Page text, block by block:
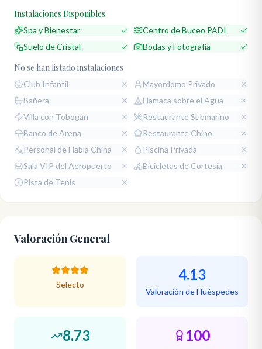
Instalaciones Disponibles
Spa y Bienestar
Centro de Buceo PADI
Suelo de Cristal
Bodas y Fotografía
No se han listado instalaciones
Club Infantil
Mayordomo Privado
Bañera
Hamaca sobre el Agua
Villa con Tobogán
Restaurante Submarino
Banco de Arena
Restaurante Chino
Personal de Habla China
Piscina Privada
Sala VIP del Aeropuerto
Bicicletas de Cortesía
Pista de Tenis
Valoración General
Selecto
4.13
Valoración de Huéspedes
8.73 100